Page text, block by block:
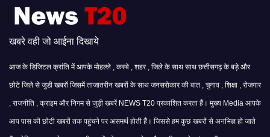
खबरे वही जो आईना दिखाये
आज के डिजिटल क्रांति में आपके मोहल्ले , कस्बे , शहर , जिले के साथ साथ छत्तीसगढ़ के बड़े और
छोटे जिले से जुडी खबरों जिसमें ताजातरीन खबरों के साथ जनसरोकार की बात , चुनाव , शिक्षा , रोजगार
, राजनीति , क्राइम और निगम से जुड़ी खबरें NEWS T20 प्रकाशित करता हैं। मुख्य Media आपके
आप पास की छोटी खबरों तक पहुंचने पर असमर्थ होती हैं। जिससे हम कुछ खबरों से अनभिज्ञ हो जाते